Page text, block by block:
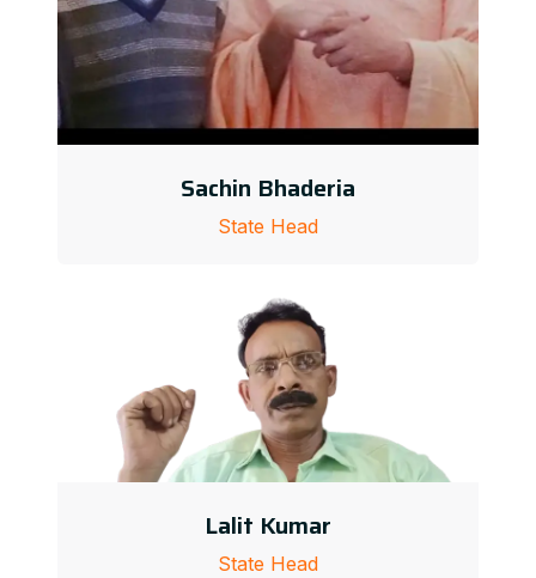
Sachin Bhaderia
State Head
Lalit Kumar
State Head